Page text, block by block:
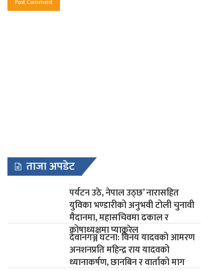
ताजा अपडेट
पर्यटन उठे, नेपाल उठ्छ’ नारासहित
युविका भण्डारीको अनुभवी टोली चुनावी
मैदानमा, महासचिवमा ढकाल र
कोषाध्यक्षमा प्याकुरेल
देवानगञ्ज घटना: विनय यादवको आमरण
अनशनप्रति महिन्द्र राय यादवको
ध्यानाकर्षण, छानबिन र वार्ताको माग